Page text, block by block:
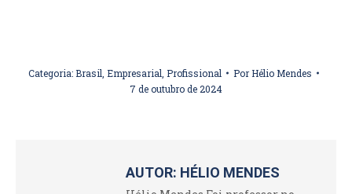
Categoria:Brasil Empresarial Profissional PorHélio Mendes
7 de outubro de 2024
AUTOR: HÉLIO MENDES